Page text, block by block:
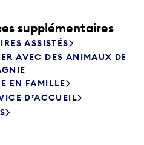
Excess
quelques
supplémentaires
ASSISTÉS
AVEC DES ANIMAUX DE
EN FAMILLE
D’ACCUEIL